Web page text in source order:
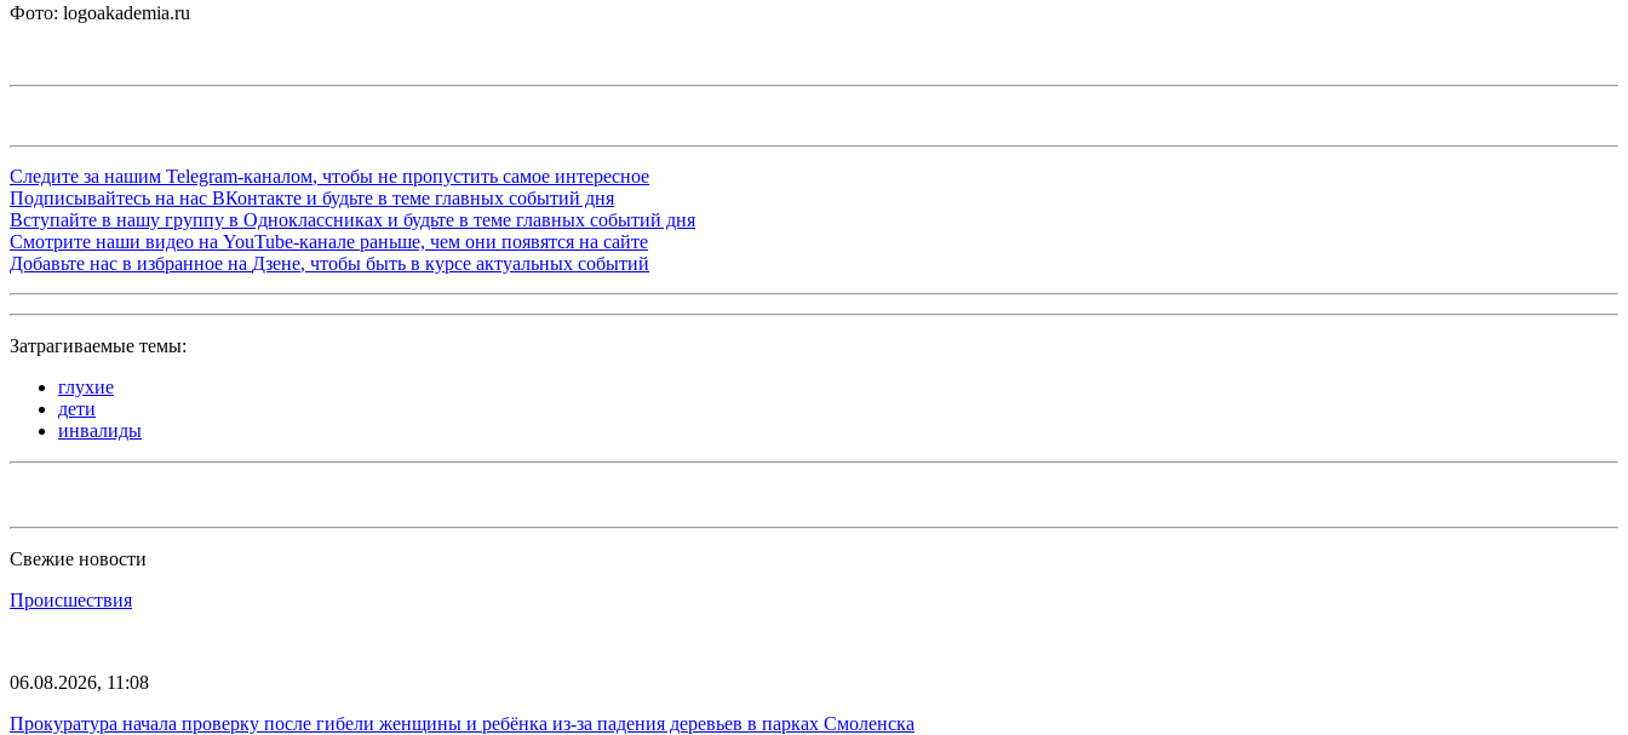
Фото: logoakademia.ru
Следите за нашим Telegram-каналом, чтобы не пропустить самое интересное
Подписывайтесь на нас ВКонтакте и будьте в теме главных событий дня
Вступайте в нашу группу в Одноклассниках и будьте в теме главных событий дня
Смотрите наши видео на YouTube-канале раньше, чем они появятся на сайте
Добавьте нас в избранное на Дзене, чтобы быть в курсе актуальных событий
Затрагиваемые темы:
глухие
дети
инвалиды
Свежие новости
Происшествия
06.08.2026, 11:08
Прокуратура начала проверку после гибели женщины и ребёнка из-за падения деревьев в парках Смоленска